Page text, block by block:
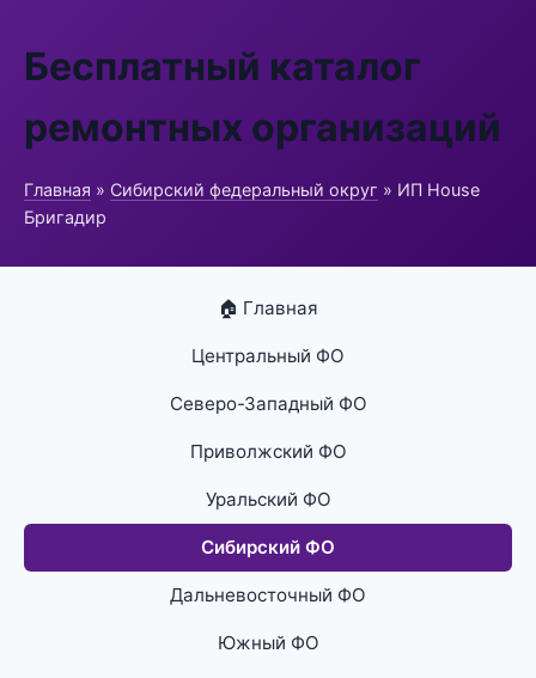
Бесплатный каталог
ремонтных организаций
Главная » Сибирский федеральный округ » ИП House
Бригадир
🏠 Главная
Центральный ФО
Северо-Западный ФО
Приволжский ФО
Уральский ФО
Сибирский ФО
Дальневосточный ФО
Южный ФО